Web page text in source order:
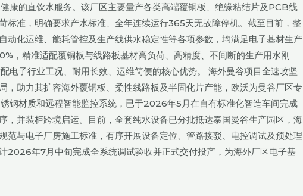
康的直饮水服务。该厂区主要量产各类高端覆铜板、绝缘粘结片及PCB线
标准，明确要求产水标准、全年连续运行365天无故障停机。截至目前，整
动化运维、能耗管控及生产线供水稳定性等各项参数，均满足电子基材生产
，精准适配覆铜板与线路板基材高负荷、高精度、不间断的生产用水刚
电子行业工况、耐用长效、运维简便的核心优势。 海外曼谷项目全速攻坚
，助力其扩容海外覆铜板、柔性线路板及半固化片产能，欧沃为曼谷厂区专
钢材质和远程智能监控系统，已于2026年5月在自有标准化智造车间完成
，并装柜跨境启运。目前，全套纯水设备已分批抵达泰国曼谷生产园区，海
范与电子厂房施工标准，有序开展设备定位、管路接驳、电控调试及预处理
2026年7月中旬完成全系统调试验收并正式交付投产，为海外厂区电子基